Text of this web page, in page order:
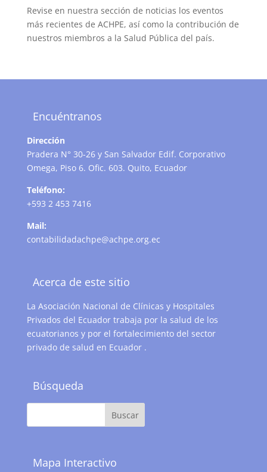
Revise en nuestra sección de noticias los eventos
más recientes de ACHPE, así como la contribución de
nuestros miembros a la Salud Pública del país.
Encuéntranos
Dirección
Pradera N° 30-26 y San Salvador Edif. Corporativo
Omega, Piso 6. Ofic. 603. Quito, Ecuador
Teléfono:
+593 2 453 7416
Mail:
contabilidadachpe@achpe.org.ec
Acerca de este sitio
La Asociación Nacional de Clínicas y Hospitales
Privados del Ecuador trabaja por la salud de los
ecuatorianos y por el fortalecimiento del sector
privado de salud en Ecuador .
Búsqueda
Mapa Interactivo